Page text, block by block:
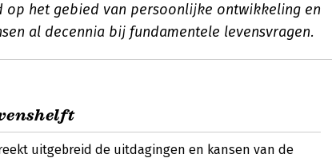
op het gebied van persoonlijke ontwikkeling en
al decennia bij fundamentele levensvragen.
uitgebreid de uitdagingen en kansen van de